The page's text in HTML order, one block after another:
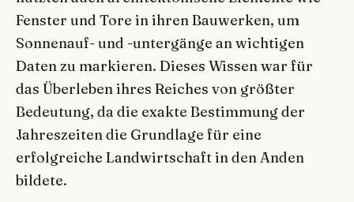
Fenster und Tore in ihren Bauwerken, um
Sonnenauf- und -untergänge an wichtigen
Daten zu markieren. Dieses Wissen war für
das Überleben ihres Reiches von größter
Bedeutung, da die exakte Bestimmung der
Jahreszeiten die Grundlage für eine
erfolgreiche Landwirtschaft in den Anden
bildete.